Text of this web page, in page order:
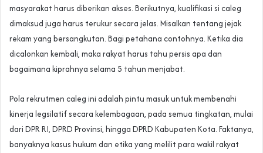
masyarakat harus diberikan akses. Berikutnya, kualifikasi si caleg
dimaksud juga harus terukur secara jelas. Misalkan tentang jejak
rekam yang bersangkutan. Bagi petahana contohnya. Ketika dia
dicalonkan kembali, maka rakyat harus tahu persis apa dan
bagaimana kiprahnya selama 5 tahun menjabat.
Pola rekrutmen caleg ini adalah pintu masuk untuk membenahi
kinerja legsilatif secara kelembagaan, pada semua tingkatan, mulai
dari DPR RI, DPRD Provinsi, hingga DPRD Kabupaten Kota. Faktanya,
banyaknya kasus hukum dan etika yang melilit para wakil rakyat